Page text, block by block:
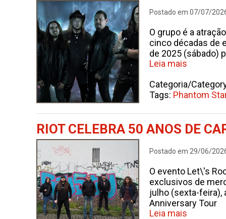
Postado em 07/07/
O grupo é a
cinco décadas de
de 2025 (sábado)
Leia mais
Categoria/
Tags: Phantom
RIOT CELEBRA 50 ANOS DE
Postado em 29/06/
O evento Let\'s
exclusivos de
julho (sexta-feira),
Anniversary Tour
Leia mais